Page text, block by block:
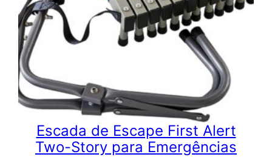
Escada de Escape First Alert
Two-Story para Emergências